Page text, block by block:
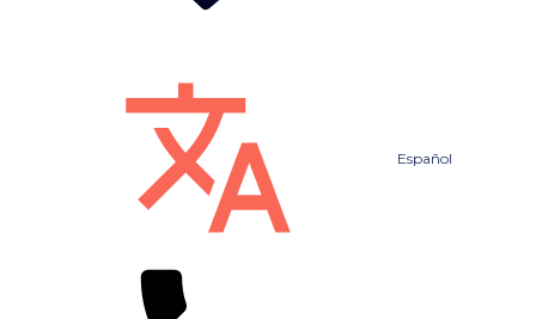
Español